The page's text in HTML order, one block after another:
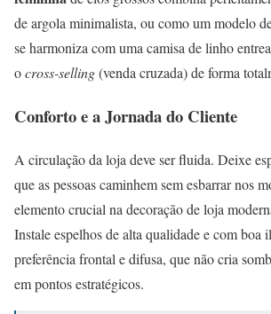
de argola minimalista, ou como um modelo
se harmoniza com uma camisa de linho
ocross-selling(venda cruzada) de forma
Conforto e a Jornada do Cliente
A circulação da loja deve ser fluida. Deixe
que as pessoas caminhem sem esbarrar nos
elemento crucial na decoração de loja
Instale espelhos de alta qualidade e com boa
preferência frontal e difusa, que não cria
em pontos estratégicos.